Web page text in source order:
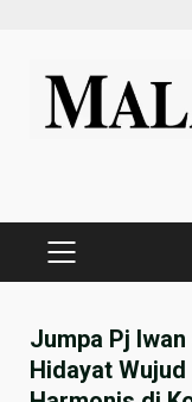
content
PRIMARY
Jumpa Pj
Hidayat